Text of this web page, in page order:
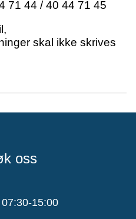
71 44 / 40 44 71 45
skal ikke skrives
oss
15:00